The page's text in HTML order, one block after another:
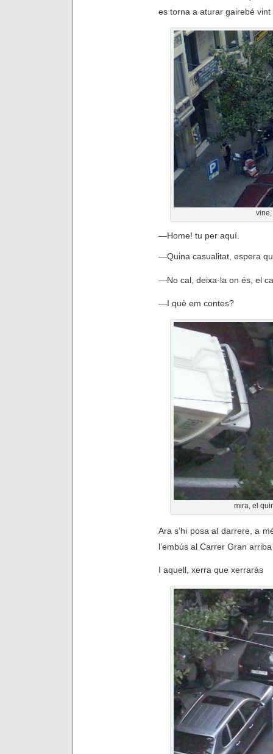
es torna a aturar gairebé
—Home! tu per aquí.
—Quina casualitat, espera
—No cal, deixa-la on és, el
—I què em contes?
mira, el
Ara s’hi posa al darrere, a
l’embús al Carrer Gran
I aquell, xerra que xerraràs